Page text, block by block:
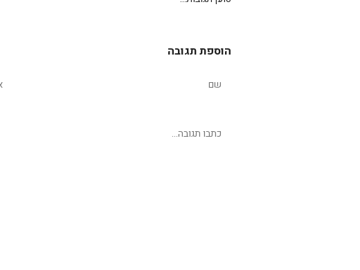
הוספת תגובה